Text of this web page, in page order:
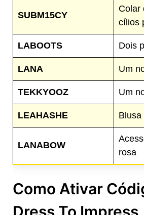
SUBM15CY
Colar
cílios
LABOOTS Dois
LANA Um
TEKKYOOZ Um
LEAHASHE Blusa
LANABOW
rosa
Como Ativar
Dress To Impress